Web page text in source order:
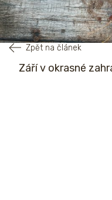
Zpět na článek
Září v okrasné